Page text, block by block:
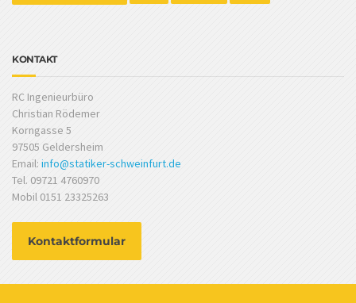
KONTAKT
RC Ingenieurbüro
Christian Rödemer
Korngasse 5
97505 Geldersheim
Email: info@statiker-schweinfurt.de
Tel. 09721 4760970
Mobil 0151 23325263
Kontaktformular